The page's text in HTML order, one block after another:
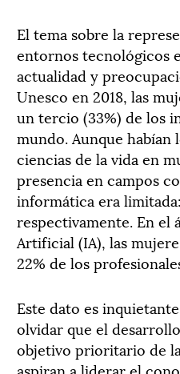
El tema sobre la
entornos tecnológicos
actualidad y
Unesco en 2018, las
un tercio (33%) de los
mundo. Aunque habían
ciencias de la vida en
presencia en campos
informática era
respectivamente. En el
Artificial (IA), las
22% de los
Este dato es
olvidar que el
objetivo prioritario de
aspiran a liderar el